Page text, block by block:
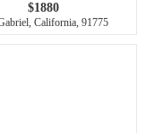
$1880
California, 91775